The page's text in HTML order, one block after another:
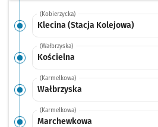
(Kobierzycka)
Klecina (Stacja Kolejowa)
(Wałbrzyska)
Kościelna
(Karmelkowa)
Wałbrzyska
(Karmelkowa)
Marchewkowa